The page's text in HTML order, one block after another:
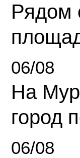
Рядом
06/08
На
город
06/08